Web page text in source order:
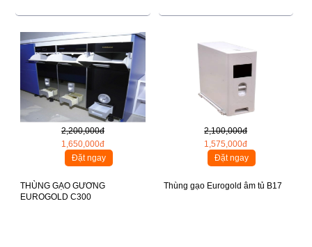
2,200,000đ
1,650,000đ
Đặt ngay
THÙNG GẠO GƯƠNG
EUROGOLD C300
2,100,000đ
1,575,000đ
Đặt ngay
Thùng gạo Eurogold âm tủ B17